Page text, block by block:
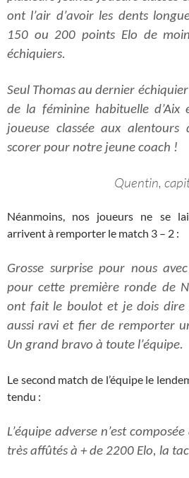
ont l’air d’avoir les dents
150 ou 200 points Elo de
échiquiers.
Seul Thomas au dernier
de la féminine habituelle
joueuse classée aux
scorer pour notre jeune coach !
Quentin,
Néanmoins, nos joueurs ne se
arrivent à remporter le match 3 – 2 :
Grosse surprise pour nous
pour cette première ronde de
ont fait le boulot et je dois dire
aussi ravi et fier de remporter
Un grand bravo à toute l’équipe.
Le second match de l’équipe le
tendu :
L’équipe adverse n’est
très affûtés à + de 2200 Elo, la